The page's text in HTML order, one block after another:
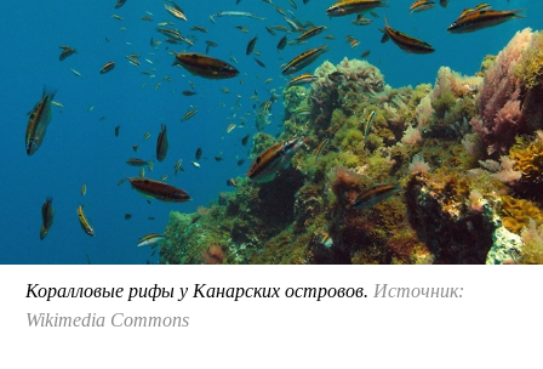
Коралловые рифы у Канарских островов. Источник:
Wikimedia Commons